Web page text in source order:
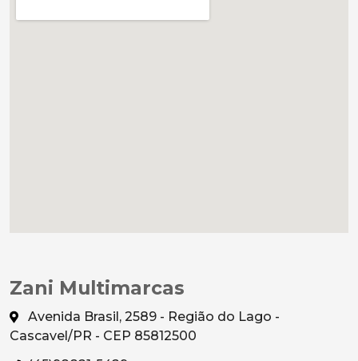
Zani Multimarcas
Avenida Brasil, 2589 - Região do Lago -
Cascavel/PR - CEP 85812500